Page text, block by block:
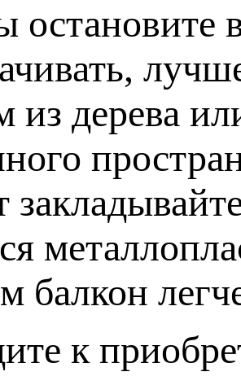
остановите
из дерева
балкон
к